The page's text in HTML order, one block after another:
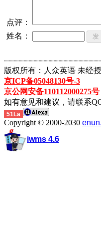
点评：
姓名：
版权所有：人众英语 未经
京ICP备05048130号-3
京公网安备110112000275号
如有意见和建议，请联系
51La
Copyright © 2000-2030 enun.
iwms 4.6